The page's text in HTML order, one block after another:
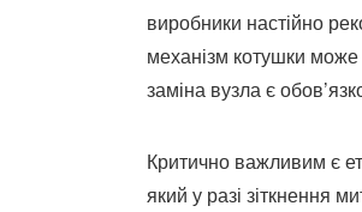
виробники настійно
механізм котушки може
заміна вузла є
Критично важливим є
який у разі зіткнення